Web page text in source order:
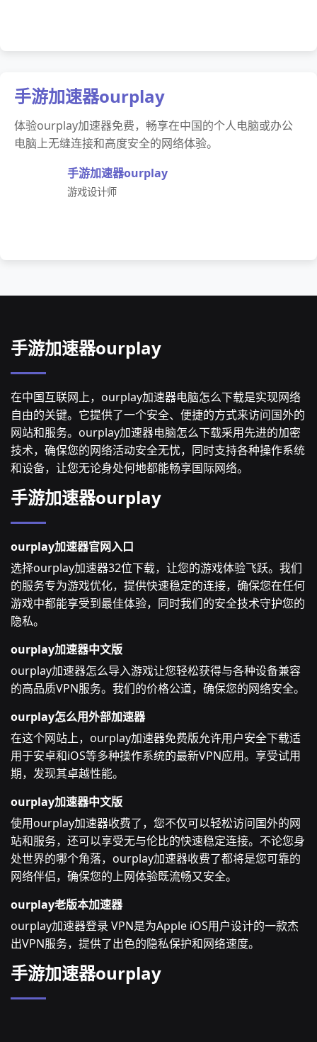
手游加速器ourplay
体验ourplay加速器免费，畅享在中国的个人电脑或办公
电脑上无缝连接和高度安全的网络体验。
手游加速器ourplay
游戏设计师
手游加速器ourplay
在中国互联网上，ourplay加速器电脑怎么下载是实现网络
自由的关键。它提供了一个安全、便捷的方式来访问国外的
网站和服务。ourplay加速器电脑怎么下载采用先进的加密
技术，确保您的网络活动安全无忧，同时支持各种操作系统
和设备，让您无论身处何地都能畅享国际网络。
手游加速器ourplay
ourplay加速器官网入口
选择ourplay加速器32位下载，让您的游戏体验飞跃。我们
的服务专为游戏优化，提供快速稳定的连接，确保您在任何
游戏中都能享受到最佳体验，同时我们的安全技术守护您的
隐私。
ourplay加速器中文版
ourplay加速器怎么导入游戏让您轻松获得与各种设备兼容
的高品质VPN服务。我们的价格公道，确保您的网络安全。
ourplay怎么用外部加速器
在这个网站上，ourplay加速器免费版允许用户安全下载适
用于安卓和iOS等多种操作系统的最新VPN应用。享受试用
期，发现其卓越性能。
ourplay加速器中文版
使用ourplay加速器收费了，您不仅可以轻松访问国外的网
站和服务，还可以享受无与伦比的快速稳定连接。不论您身
处世界的哪个角落，ourplay加速器收费了都将是您可靠的
网络伴侣，确保您的上网体验既流畅又安全。
ourplay老版本加速器
ourplay加速器登录 VPN是为Apple iOS用户设计的一款杰
出VPN服务，提供了出色的隐私保护和网络速度。
手游加速器ourplay